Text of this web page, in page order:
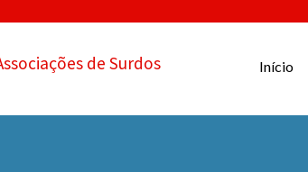
de Surdos Início